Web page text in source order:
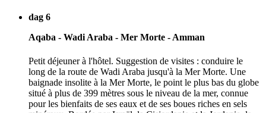
dag 6
Aqaba - Wadi Araba - Mer Morte - Amman
Petit déjeuner à l'hôtel. Suggestion de visites : conduire le
long de la route de Wadi Araba jusqu'à la Mer Morte. Une
baignade insolite à la Mer Morte, le point le plus bas du globe
situé à plus de 399 mètres sous le niveau de la mer, connue
pour les bienfaits de ses eaux et de ses boues riches en sels